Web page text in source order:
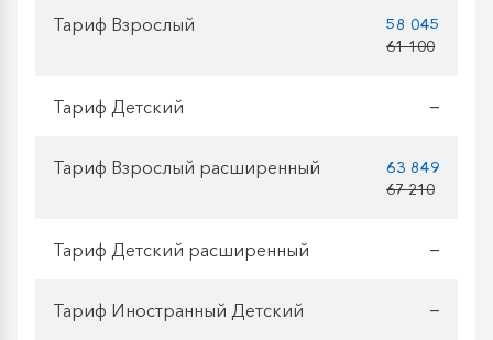
Тариф Взрослый
58 045
61 100
Тариф Детский —
Тариф Взрослый расширенный
63 849
67 210
Тариф Детский расширенный —
Тариф Иностранный Детский —